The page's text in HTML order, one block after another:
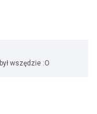
wszędzie :O